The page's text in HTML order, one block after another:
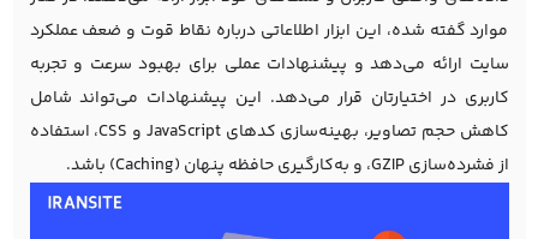
موارد گفته شده، این ابزار اطلاعاتی درباره نقاط قوت و ضعف عملکرد
سایت ارائه می‌دهد و پیشنهادات عملی برای بهبود سرعت و تجربه
کاربری در اختیارتان قرار می‌دهد. این پیشنهادات می‌تواند شامل
کاهش حجم تصاویر، بهینه‌سازی کدهای JavaScript و CSS، استفاده
از فشرده‌سازی GZIP، و به‌کارگیری حافظه پنهان (Caching) باشد.